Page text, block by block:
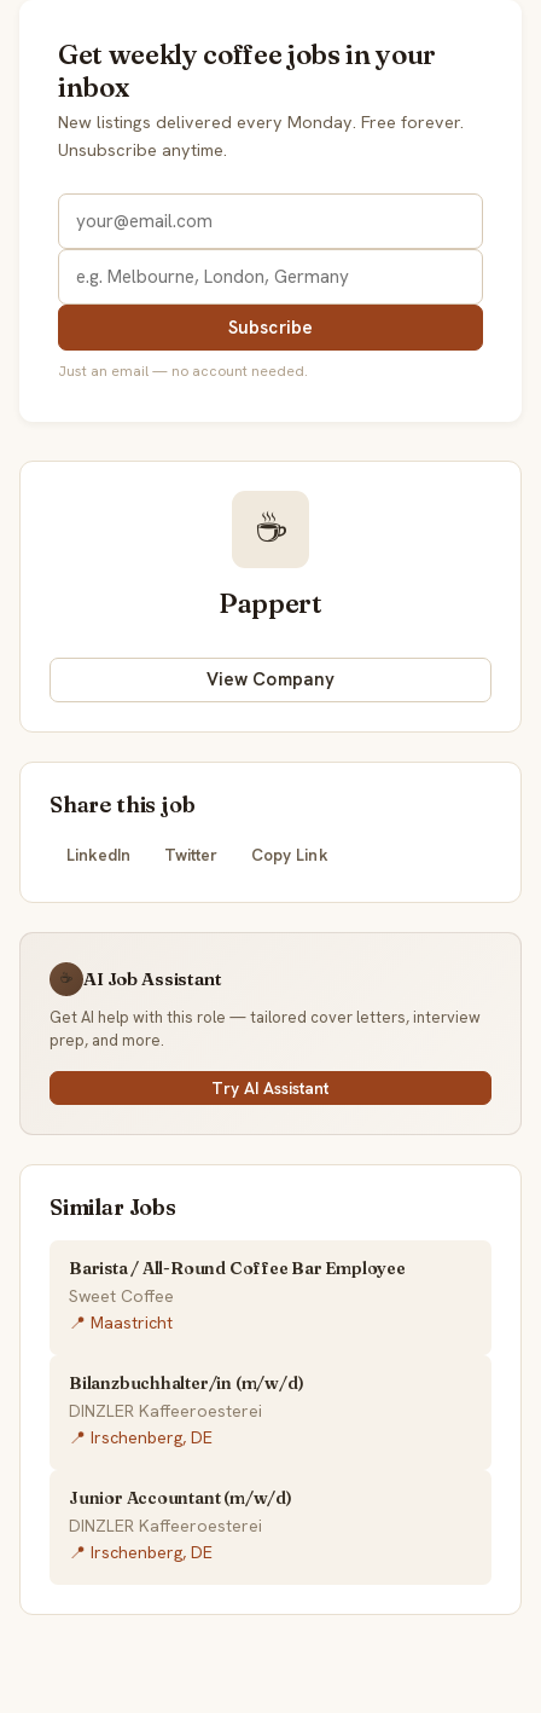
Get weekly coffee jobs in your
inbox
New listings delivered every Monday. Free forever.
Unsubscribe anytime.
Subscribe
Just an email — no account needed.
☕
Pappert
View Company
Share this job
LinkedIn Twitter Copy Link
☕ AI Job Assistant
Get AI help with this role — tailored cover letters, interview
prep, and more.
Try AI Assistant
Similar Jobs
Barista / All-Round Coffee Bar Employee
Sweet Coffee
📍 Maastricht
Bilanzbuchhalter/in (m/w/d)
DINZLER Kaffeeroesterei
📍 Irschenberg, DE
Junior Accountant (m/w/d)
DINZLER Kaffeeroesterei
📍 Irschenberg, DE